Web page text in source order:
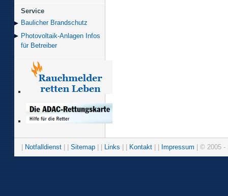
Service
Baulicher Brand­schutz
Photovoltaik-Anlagen Infos
für Betreiber
Notfalldienst Sitemap Links Kontakt Impressum | © 2005 -